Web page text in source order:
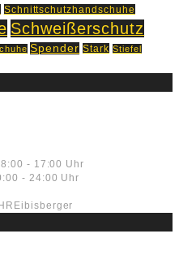
Schnittschutzhandschuhe
Schweißerschutz
Spender Stark Stiefel
- 17:00 Uhr
- 24:00 Uhr